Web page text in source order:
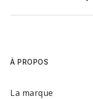
À PROPOS
La marque